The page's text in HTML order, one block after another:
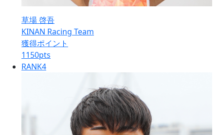
草場 啓吾
KINAN Racing Team
獲得ポイント
1150pts
RANK4